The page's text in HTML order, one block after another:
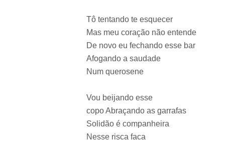
Tô tentando te esquecer
Mas meu coração não entende
De novo eu fechando esse bar
Afogando a saudade
Num querosene
Vou beijando esse
copo Abraçando as garrafas
Solidão é companheira
Nesse risca faca